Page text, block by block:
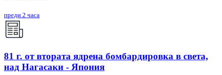
преди 2 часа
81 г. от втората ядрена бомбардировка в света,
над Нагасаки - Япония